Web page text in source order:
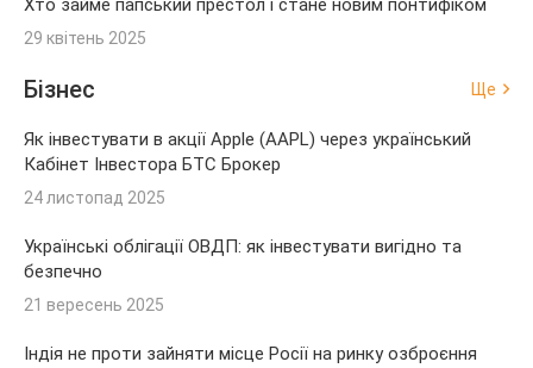
Хто займе папський престол і стане новим понтифіком
29 квітень 2025
Бізнес Ще
Як інвестувати в акції Apple (AAPL) через український
Кабінет Інвестора БТС Брокер
24 листопад 2025
Українські облігації ОВДП: як інвестувати вигідно та
безпечно
21 вересень 2025
Індія не проти зайняти місце Росії на ринку озброєння